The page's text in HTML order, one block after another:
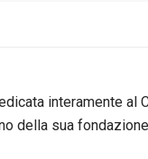
interamente al
della sua